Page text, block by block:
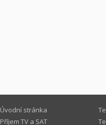
Úvodní stránka
Příjem TV a SAT